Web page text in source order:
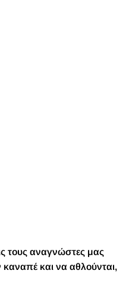
τους αναγνώστες μας
και να αθλούνται,